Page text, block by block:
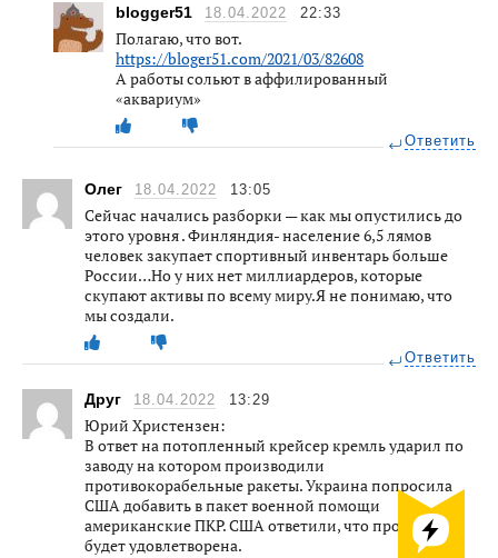
blogger51 18.04.2022 22:33
Полагаю, что вот.
https://bloger51.com/2021/03/82608
А работы сольют в аффилированный
«аквариум»
Ответить
Олег 18.04.2022 13:05
Сейчас начались разборки — как мы опустились до
этого уровня . Финляндия- население 6,5 лямов
человек закупает спортивный инвентарь больше
России…Но у них нет миллиардеров, которые
скупают активы по всему миру.Я не понимаю, что
мы создали.
Ответить
Друг 18.04.2022 13:29
Юрий Христензен:
В ответ на потопленный крейсер кремль ударил по
заводу на котором производили
противокорабельные ракеты. Украина попросила
США добавить в пакет военной помощи
американские ПКР. США ответили, что просьба
будет удовлетворена.